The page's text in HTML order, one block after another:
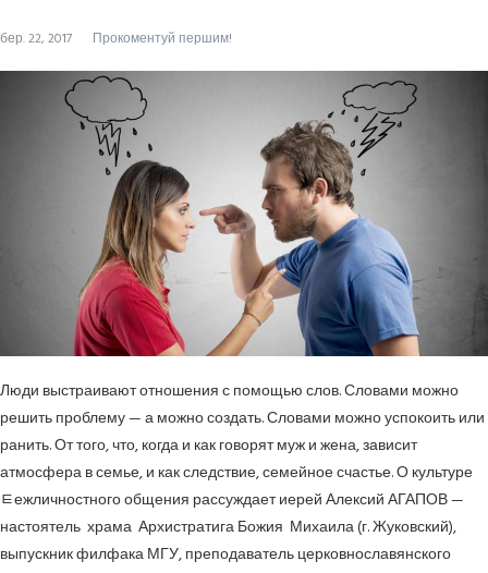
бер. 22, 2017 Прокоментуй першим!
Люди выстраивают отношения с помощью слов. Словами можно
решить проблему — а можно создать. Словами можно успокоить или
ранить. От того, что, когда и как говорят муж и жена, зависит
атмосфера в семье, и как следствие, семейное счастье. О культуре
ﾼежличностного общения рассуждает иерей Алексий АГАПОВ —
настоятель храма Архистратига Божия Михаила (г. Жуковский),
выпускник филфака МГУ, преподаватель церковнославянского